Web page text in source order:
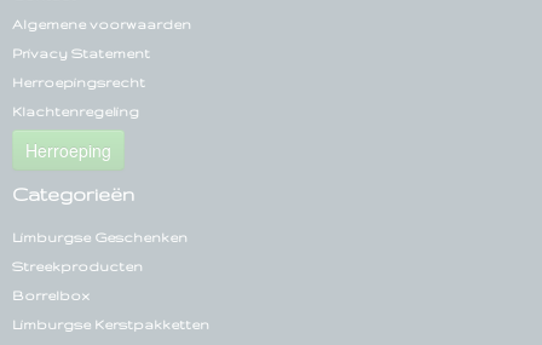
Algemene voorwaarden
Privacy Statement
Herroepingsrecht
Klachtenregeling
Herroeping
Categorieën
Limburgse Geschenken
Streekproducten
Borrelbox
Limburgse Kerstpakketten